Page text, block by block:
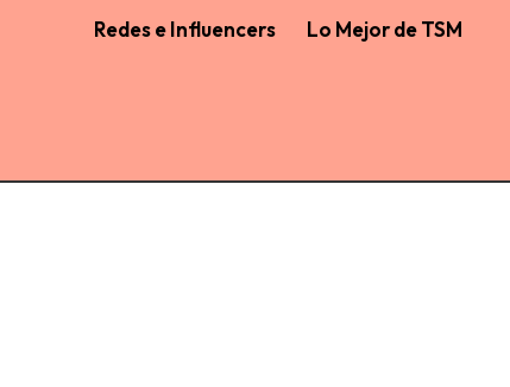
Redes e Influencers Lo Mejor de TSM